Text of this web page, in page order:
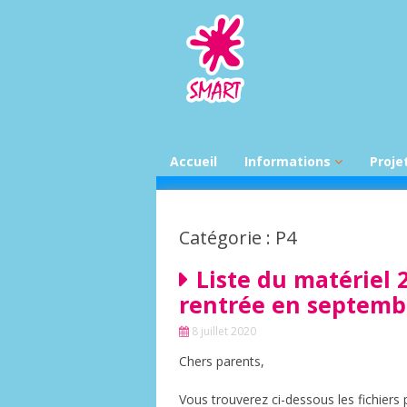
contenu
Accueil
Informations
News par classe
Infos PSE
Infos UFAPEC
Calendrier mensuel
scolaire
Catégorie : P4
Liste du matériel
rentrée en
8 juillet 2020
Chers parents,
Vous trouverez ci-dessous les